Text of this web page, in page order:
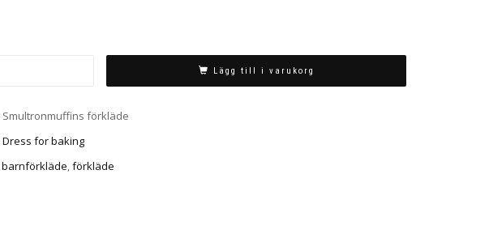
Lägg till i varukorg
Smultronmuffins förkläde
Dress for baking
barnförkläde,förkläde